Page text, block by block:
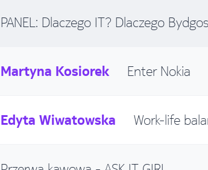
PANEL: Dlaczego IT? Dlaczego
Martyna Kosiorek Enter Nokia
Edyta Wiwatowska Work-life